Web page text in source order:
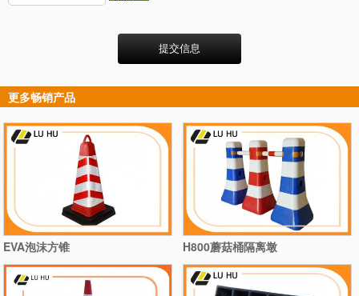
更多畅销产品
EVA泡沫方锥 H800蘑菇桶隔离墩